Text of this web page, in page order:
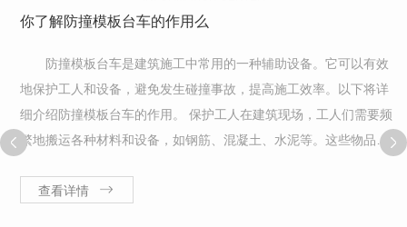
你了解防撞模板台车的作用么
防撞模板台车是建筑施工中常用的一种辅助设备。它可以有效
地保护工人和设备，避免发生碰撞事故，提高施工效率。以下将详
细介绍防撞模板台车的作用。 保护工人在建筑现场，工人们需要频
繁地搬运各种材料和设备，如钢筋、混凝土、水泥等。这些物品不
这些物品，避免了工人直接接触这些
查看详情